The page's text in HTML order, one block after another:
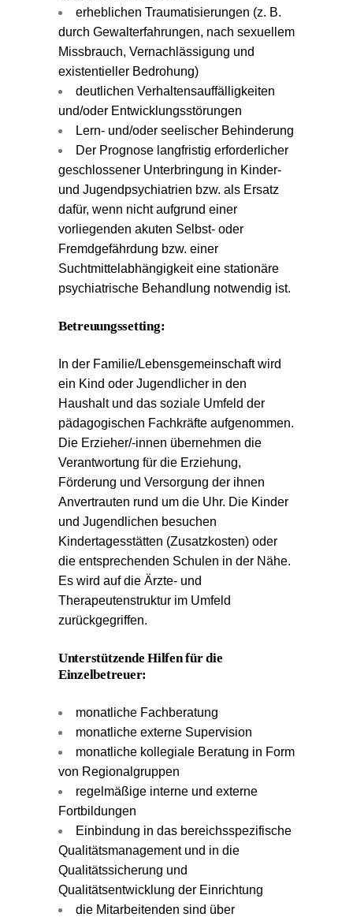
erheblichen Traumatisierungen (z. B.
durch Gewalterfahrungen, nach sexuellem
Missbrauch, Vernachlässigung und
existentieller Bedrohung)
deutlichen Verhaltensauffälligkeiten
und/oder Entwicklungsstörungen
Lern- und/oder seelischer Behinderung
Der Prognose langfristig erforderlicher
geschlossener Unterbringung in Kinder-
und Jugendpsychiatrien bzw. als Ersatz
dafür, wenn nicht aufgrund einer
vorliegenden akuten Selbst- oder
Fremdgefährdung bzw. einer
Suchtmittelabhängigkeit eine stationäre
psychiatrische Behandlung notwendig ist.
Betreuungssetting:
In der Familie/Lebensgemeinschaft wird
ein Kind oder Jugendlicher in den
Haushalt und das soziale Umfeld der
pädagogischen Fachkräfte aufgenommen.
Die Erzieher/-innen übernehmen die
Verantwortung für die Erziehung,
Förderung und Versorgung der ihnen
Anvertrauten rund um die Uhr. Die Kinder
und Jugendlichen besuchen
Kindertagesstätten (Zusatzkosten) oder
die entsprechenden Schulen in der Nähe.
Es wird auf die Ärzte- und
Therapeutenstruktur im Umfeld
zurückgegriffen.
Unterstützende Hilfen für die
Einzelbetreuer:
monatliche Fachberatung
monatliche externe Supervision
monatliche kollegiale Beratung in Form
von Regionalgruppen
regelmäßige interne und externe
Fortbildungen
Einbindung in das bereichsspezifische
Qualitätsmanagement und in die
Qualitätssicherung und
Qualitätsentwicklung der Einrichtung
die Mitarbeitenden sind über